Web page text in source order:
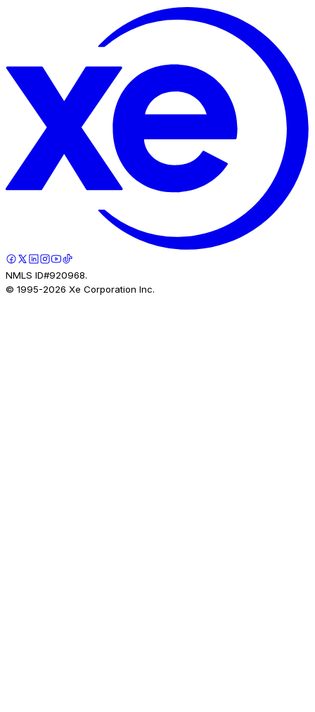
NMLS ID#920968.
© 1995-2026 Xe Corporation Inc.